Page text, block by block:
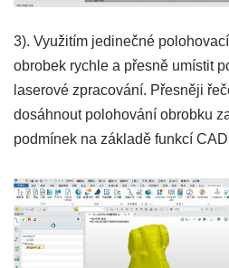
3). Využitím jedinečné
obrobek rychle a přesně umístit
laserové zpracování. Přesněji
dosáhnout polohování obrobku
podmínek na základě funkcí